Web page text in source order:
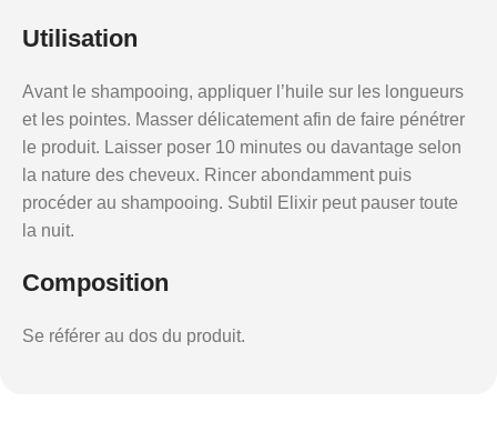
Utilisation
Avant le shampooing, appliquer l’huile sur les longueurs
et les pointes. Masser délicatement afin de faire pénétrer
le produit. Laisser poser 10 minutes ou davantage selon
la nature des cheveux. Rincer abondamment puis
procéder au shampooing. Subtil Elixir peut pauser toute
la nuit.
Composition
Se référer au dos du produit.